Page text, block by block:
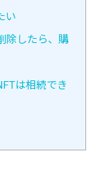
い
除したら、購
は相続でき